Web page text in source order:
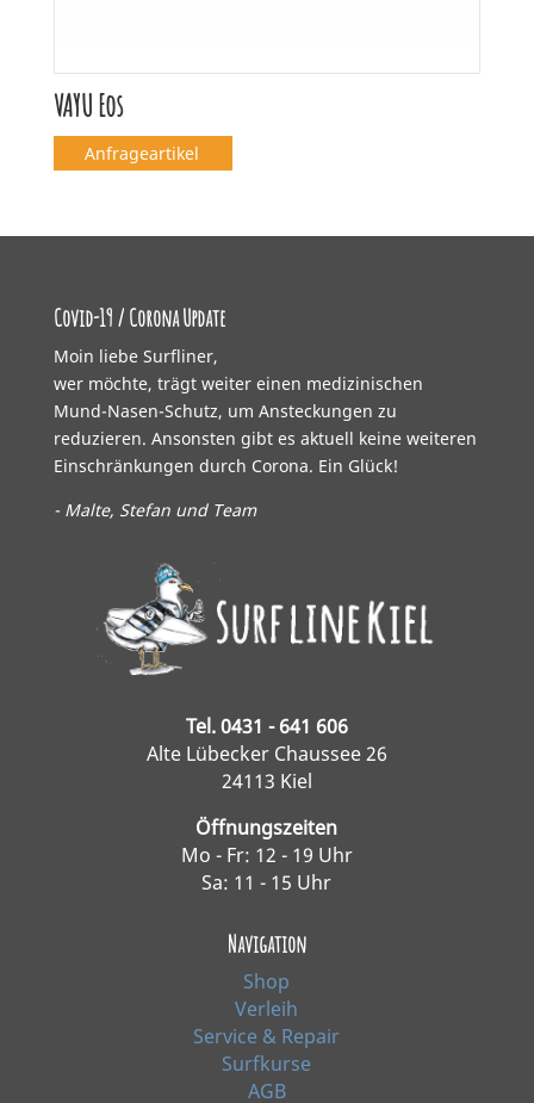
VAYU Eos
Anfrageartikel
Covid-19 / Corona Update
Moin liebe Surfliner,
wer möchte, trägt weiter einen medizinischen
Mund-Nasen-Schutz, um Ansteckungen zu
reduzieren. Ansonsten gibt es aktuell keine weiteren
Einschränkungen durch Corona. Ein Glück!
- Malte, Stefan und Team
Tel. 0431 - 641 606
Alte Lübecker Chaussee 26
24113 Kiel
Öffnungszeiten
Mo - Fr: 12 - 19 Uhr
Sa: 11 - 15 Uhr
Navigation
Shop
Verleih
Service & Repair
Surfkurse
AGB